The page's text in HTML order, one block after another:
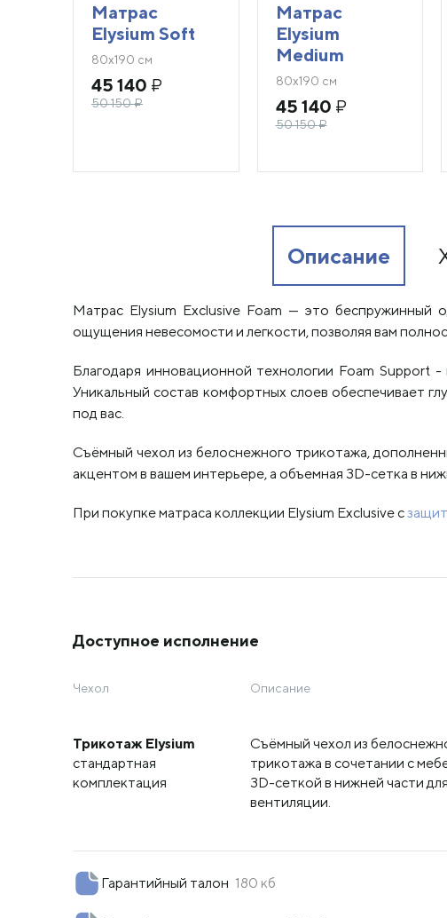
Матрас
Elysium Soft
80х190 см
45 140 ₽
50 150₽
Матрас
Elysium
Medium
80х190 см
45 140 ₽
50 150₽
Описание
Матрас Elysium Exclusive Foam — это беспружинный
ощущения невесомости и легкости, позволяя вам
Благодаря инновационной технологии Foam
Уникальный состав комфортных слоев обеспечивает
под вас.
Съёмный чехол из белоснежного трикотажа,
акцентом в вашем интерьере, а объемная 3D-сетка в
При покупке матраса коллекции Elysium Exclusive с
Доступное исполнение
Чехол Описание
Трикотаж Elysium
стандартная
комплектация
Съёмный чехол из
трикотажа в сочетании с
3D-сеткой в нижней части
вентиляции.
Гарантийный талон 180 кб